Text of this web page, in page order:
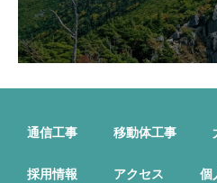
通信工事 移動体工事
採用情報 アクセス 個